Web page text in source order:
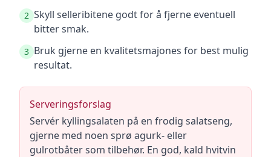
2 Skyll selleribitene godt for å fjerne eventuell
bitter smak.
3 Bruk gjerne en kvalitetsmajones for best mulig
resultat.
Serveringsforslag
Servér kyllingsalaten på en frodig salatseng,
gjerne med noen sprø agurk- eller
gulrotbåter som tilbehør. En god, kald hvitvin